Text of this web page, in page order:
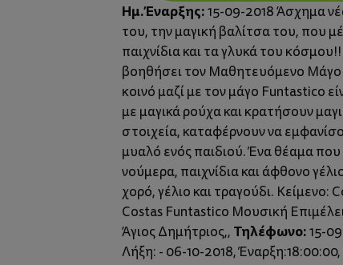
Ημ. Έναρξης:15-09-2018 Άσχημα
του, την μαγική βαλίτσα του, που
παιχνίδια και τα γλυκά του
βοηθήσει τον Μαθητευόμενο Μάγο
κοινό μαζί με τον μάγο Funtastico
με μαγικά ρούχα και κρατήσουν
στοιχεία, καταφέρνουν να
μυαλό ενός παιδιού. Ένα θέαμα
νούμερα, παιχνίδια και άφθονο
χορό, γέλιο και τραγούδι.
Costas Funtastico Μουσική
Άγιος Δημήτριος,, Τηλέφωνο:15-
Λήξη: - 06-10-2018,